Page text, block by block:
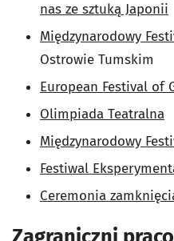
nas ze sztuką Japonii
Międzynarodowy
Ostrowie Tumskim
European Festival of
Olimpiada Teatralna
Międzynarodowy
Festiwal
Ceremonia